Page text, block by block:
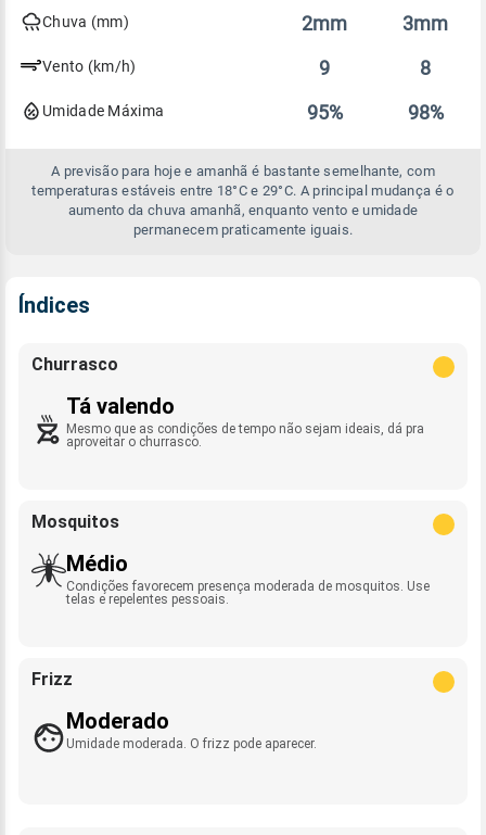
hoje Chuva (mm) 2mm 3mm
Vento (km/h) 9 8
Umidade Máxima 95% 98%
A previsão para hoje e amanhã é bastante semelhante, com
temperaturas estáveis entre 18°C e 29°C. A principal mudança é o
aumento da chuva amanhã, enquanto vento e umidade
permanecem praticamente iguais.
Índices
Churrasco
Tá valendo
Mesmo que as condições de tempo não sejam ideais, dá pra
aproveitar o churrasco.
Mosquitos
Médio
Condições favorecem presença moderada de mosquitos. Use
telas e repelentes pessoais.
Frizz
Moderado
Umidade moderada. O frizz pode aparecer.